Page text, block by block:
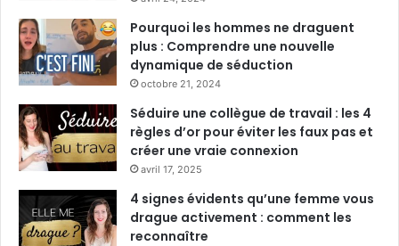
Pourquoi les hommes ne draguent
plus : Comprendre une nouvelle
dynamique de séduction
octobre 21, 2024
Séduire une collègue de travail : les 4
règles d’or pour éviter les faux pas et
créer une vraie connexion
avril 17, 2025
4 signes évidents qu’une femme vous
drague activement : comment les
reconnaître